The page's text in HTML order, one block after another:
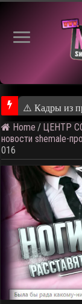
⚠
Home / ЦЕНТР
новости shemale-
016